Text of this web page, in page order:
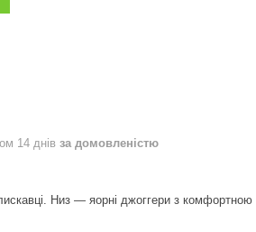
14 днів за домовленістю
Низ — яорні джоггери з